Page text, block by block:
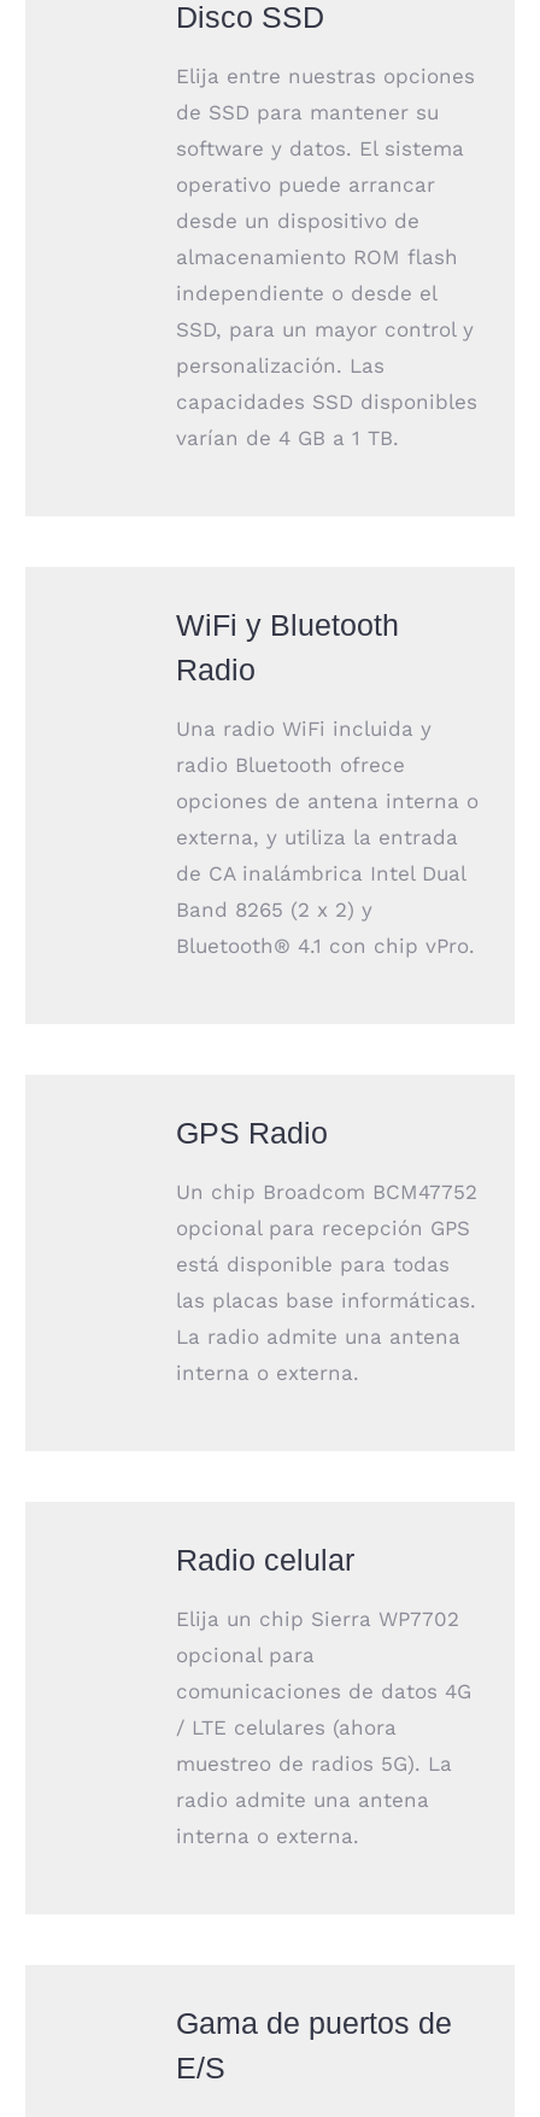
Disco SSD
Elija entre nuestras opciones
de SSD para mantener su
software y datos. El sistema
operativo puede arrancar
desde un dispositivo de
almacenamiento ROM flash
independiente o desde el
SSD, para un mayor control y
personalización. Las
capacidades SSD disponibles
varían de 4 GB a 1 TB.
WiFi y Bluetooth
Radio
Una radio WiFi incluida y
radio Bluetooth ofrece
opciones de antena interna o
externa, y utiliza la entrada
de CA inalámbrica Intel Dual
Band 8265 (2 x 2) y
Bluetooth® 4.1 con chip vPro.
GPS Radio
Un chip Broadcom BCM47752
opcional para recepción GPS
está disponible para todas
las placas base informáticas.
La radio admite una antena
interna o externa.
Radio celular
Elija un chip Sierra WP7702
opcional para
comunicaciones de datos 4G
/ LTE celulares (ahora
muestreo de radios 5G). La
radio admite una antena
interna o externa.
Gama de puertos de
E/S